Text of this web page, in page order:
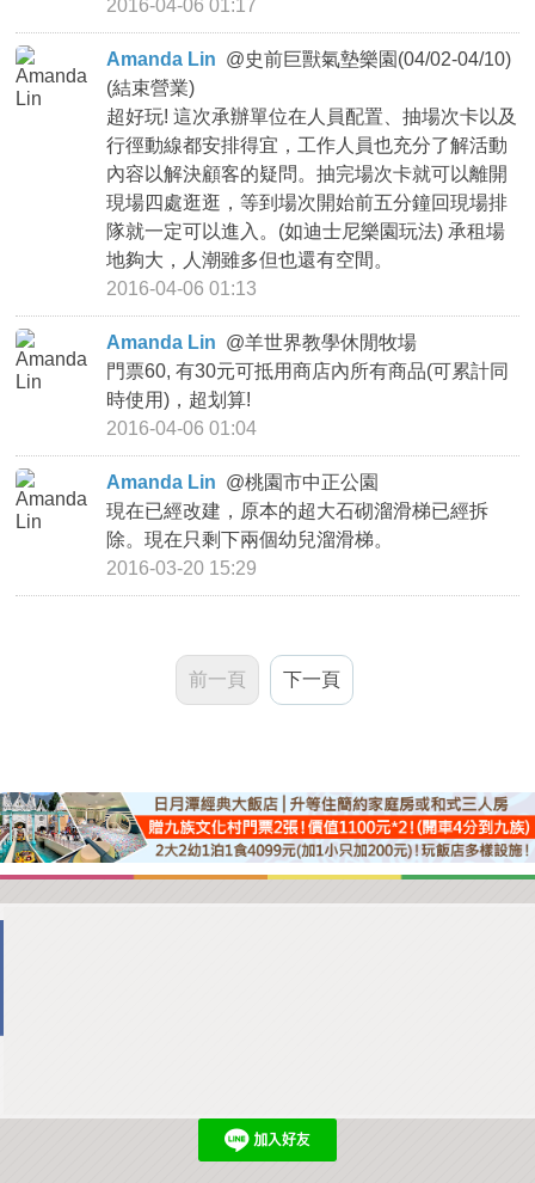
2016-04-06 01:17
Amanda Lin @史前巨獸氣墊樂園(04/02-04/10)
(結束營業)
超好玩! 這次承辦單位在人員配置、抽場次卡以及
行徑動線都安排得宜，工作人員也充分了解活動
內容以解決顧客的疑問。抽完場次卡就可以離開
現場四處逛逛，等到場次開始前五分鐘回現場排
隊就一定可以進入。(如迪士尼樂園玩法) 承租場
地夠大，人潮雖多但也還有空間。
2016-04-06 01:13
Amanda Lin @羊世界教學休閒牧場
門票60, 有30元可抵用商店內所有商品(可累計同
時使用)，超划算!
2016-04-06 01:04
Amanda Lin @桃園市中正公園
現在已經改建，原本的超大石砌溜滑梯已經拆
除。現在只剩下兩個幼兒溜滑梯。
2016-03-20 15:29
前一頁 下一頁